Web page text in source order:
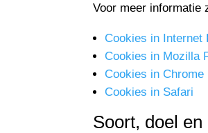
Voor meer informatie
Cookies in Internet
Cookies in Mozilla
Cookies in Chrome
Cookies in Safari
Soort, doel